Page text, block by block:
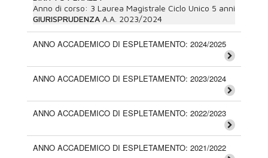
Anno di corso: 3 Laurea Magistrale Ciclo Unico 5 anni
GIURISPRUDENZA A.A. 2023/2024
ANNO ACCADEMICO DI ESPLETAMENTO: 2024/2025
ANNO ACCADEMICO DI ESPLETAMENTO: 2023/2024
ANNO ACCADEMICO DI ESPLETAMENTO: 2022/2023
ANNO ACCADEMICO DI ESPLETAMENTO: 2021/2022